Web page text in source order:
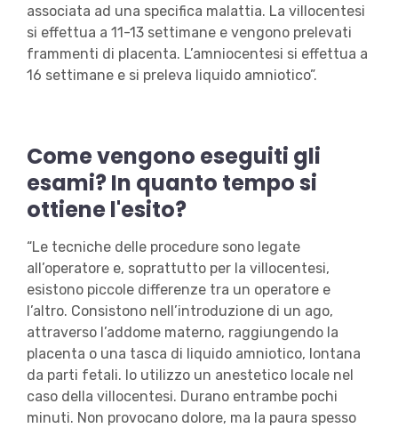
associata ad una specifica malattia. La villocentesi
si effettua a 11-13 settimane e vengono prelevati
frammenti di placenta. L’amniocentesi si effettua a
16 settimane e si preleva liquido amniotico”.
Come vengono eseguiti gli
esami? In quanto tempo si
ottiene l'esito?
“Le tecniche delle procedure sono legate
all’operatore e, soprattutto per la villocentesi,
esistono piccole differenze tra un operatore e
l’altro. Consistono nell’introduzione di un ago,
attraverso l’addome materno, raggiungendo la
placenta o una tasca di liquido amniotico, lontana
da parti fetali. Io utilizzo un anestetico locale nel
caso della villocentesi. Durano entrambe pochi
minuti. Non provocano dolore, ma la paura spesso